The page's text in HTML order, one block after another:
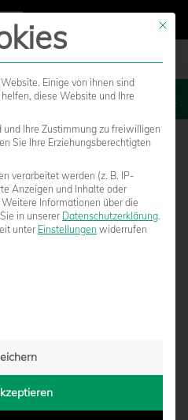
FANSHOP-
- 15:49
Mit
Einige von ihnen sind
diese Website und Ihre
und Ihre Zustimmung zu freiwilligen
Sie Ihre Erziehungsberechtigten
verarbeitet werden (z. B. IP-
Anzeigen und Inhalte oder
Weitere Informationen über die
in unserer Datenschutzerklärung.
unter Einstellungen widerrufen
Gruppen, für die eine